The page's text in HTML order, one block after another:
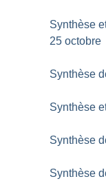
Synthèse
25 octobre
Synthèse
Synthèse
Synthèse
Synthèse